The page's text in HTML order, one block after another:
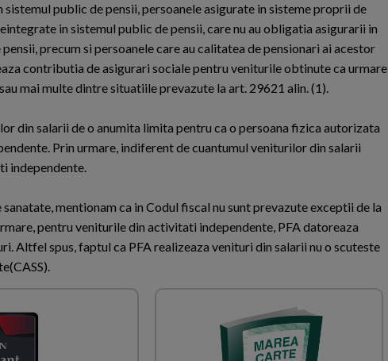
sistemul public de pensii, persoanele asigurate in sisteme proprii de
in sistemul public de pensii, care nu au obligatia asigurarii in
precum si persoanele care au calitatea de pensionari ai acestor
contributia de asigurari sociale pentru veniturile obtinute ca urmare
mai multe dintre situatiile prevazute la art. 29621 alin. (1).
din salarii de o anumita limita pentru ca o persoana fizica autorizata
Prin urmare, indiferent de cuantumul veniturilor din salarii
independente.
mentionam ca in Codul fiscal nu sunt prevazute exceptii de la
pentru veniturile din activitati independente, PFA datoreaza
Altfel spus, faptul ca PFA realizeaza venituri din salarii nu o scuteste